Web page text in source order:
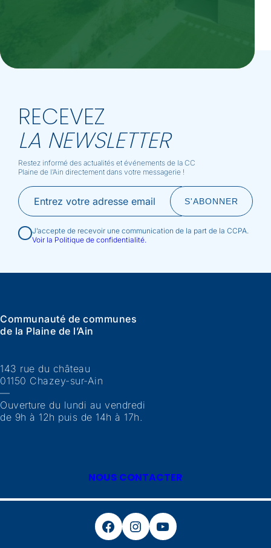
RECEVEZ
LA NEWSLETTER
Restez informé des actualités et événements de la CC
Plaine de l’Ain directement dans votre messagerie !
J’accepte de recevoir une communication de la part de la CCPA.
Voir la Politique de confidentialité.
Communauté de communes
de la Plaine de l’Ain
143 rue du château
01150 Chazey-sur-Ain
—
Ouverture du lundi au vendredi
de 9h à 12h puis de 14h à 17h.
NOUS CONTACTER
Facebook Instagram YouTube